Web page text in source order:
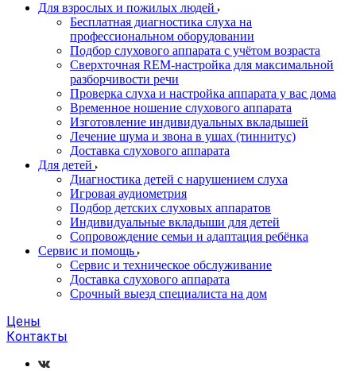
Для взрослых и пожилых людей
Бесплатная диагностика слуха на
профессиональном оборудовании
Подбор слухового аппарата с учётом возраста
Сверхточная REM-настройка для максимальной
разборчивости речи
Проверка слуха и настройка аппарата у вас дома
Временное ношение слухового аппарата
Изготовление индивидуальных вкладышей
Лечение шума и звона в ушах (тиннитус)
Доставка слухового аппарата
Для детей
Диагностика детей с нарушением слуха
Игровая аудиометрия
Подбор детских слуховых аппаратов
Индивидуальные вкладыши для детей
Сопровождение семьи и адаптация ребёнка
Сервис и помощь
Сервис и техническое обслуживание
Доставка слухового аппарата
Срочный выезд специалиста на дом
Цены
Контакты